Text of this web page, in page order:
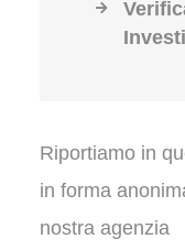
Riportiamo in
in forma
nostra agenzia